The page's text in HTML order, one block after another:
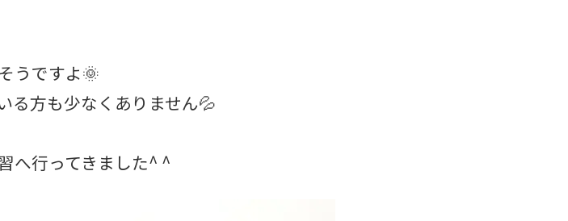
うですよ🌞
る方も少なくありません💦
へ行ってきました^ ^